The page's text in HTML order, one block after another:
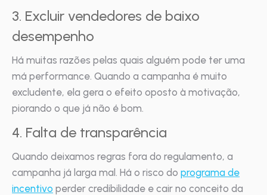
3. Excluir vendedores de baixo
desempenho
Há muitas razões pelas quais alguém pode ter uma
má performance. Quando a campanha é muito
excludente, ela gera o efeito oposto à motivação,
piorando o que já não é bom.
4. Falta de transparência
Quando deixamos regras fora do regulamento, a
campanha já larga mal. Há o risco do programa de
incentivo perder credibilidade e cair no conceito da